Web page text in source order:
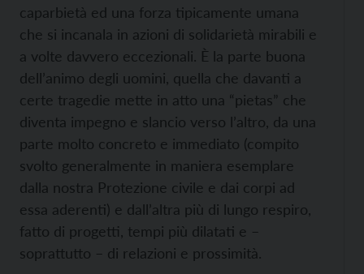
caparbietà ed una forza tipicamente umana
che si incanala in azioni di solidarietà mirabili e
a volte davvero eccezionali. È la parte buona
dell’animo degli uomini, quella che davanti a
certe tragedie mette in atto una “pietas” che
diventa impegno e slancio verso l’altro, da una
parte molto concreto e immediato (compito
svolto generalmente in maniera esemplare
dalla nostra Protezione civile e dai corpi ad
essa aderenti) e dall’altra più di lungo respiro,
fatto di progetti, tempi più dilatati e –
soprattutto – di relazioni e prossimità.